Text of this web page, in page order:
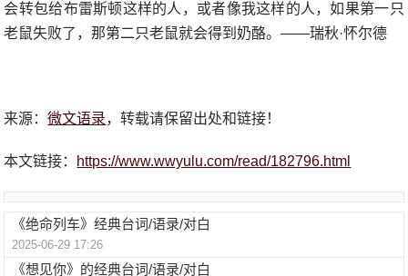
会转包给布雷斯顿这样的人，或者像我这样的人，如果第一只
老鼠失败了，那第二只老鼠就会得到奶酪。——瑞秋·怀尔德
来源：微文语录，转载请保留出处和链接！
本文链接： https://www.wwyulu.com/read/182796.html
《绝命列车》经典台词/语录/对白
2025-06-29 17:26
《想见你》的经典台词/语录/对白